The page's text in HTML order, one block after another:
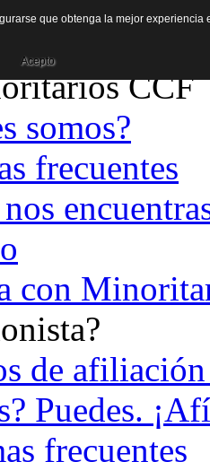
CCF
somos?
frecuentes
con
de
Puedes.
frecuentes
que obtenga la mejor
Acepto